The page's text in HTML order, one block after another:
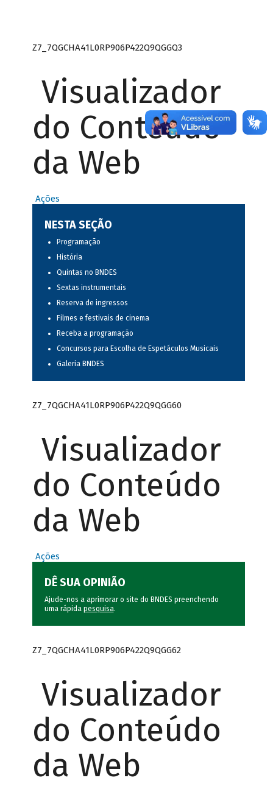
Z7_7QGCHA41L0RP906P422Q9QGGQ3
Visualizador
do Conteúdo
da Web
Ações
NESTA SEÇÃO
Programação
História
Quintas no BNDES
Sextas instrumentais
Reserva de ingressos
Filmes e festivais de cinema
Receba a programação
Concursos para Escolha de Espetáculos Musicais
Galeria BNDES
Z7_7QGCHA41L0RP906P422Q9QGG60
Visualizador
do Conteúdo
da Web
Ações
DÊ SUA OPINIÃO
Ajude-nos a aprimorar o site do BNDES preenchendo
uma rápida pesquisa.
Z7_7QGCHA41L0RP906P422Q9QGG62
Visualizador
do Conteúdo
da Web